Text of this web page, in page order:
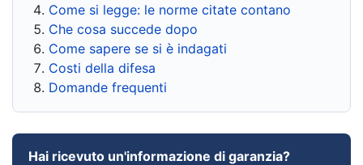
Come si legge: le norme citate contano
Che cosa succede dopo
Come sapere se si è indagati
Costi della difesa
Domande frequenti
Hai ricevuto un'informazione di garanzia?